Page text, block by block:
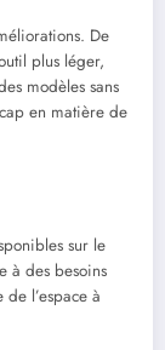
De
plus léger,
modèles sans
en matière de
sur le
à des besoins
l’espace à